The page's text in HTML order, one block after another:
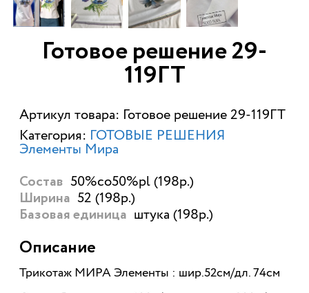
Готовое решение 29-
119ГТ
Артикул товара: Готовое решение 29-119ГТ
Категория: ГОТОВЫЕ РЕШЕНИЯ
Элементы Мира
Состав 50%co50%pl (198р.)
Ширина 52 (198р.)
Базовая единица штука (198р.)
Описание
Трикотаж МИРА Элементы : шир.52см/дл. 74см